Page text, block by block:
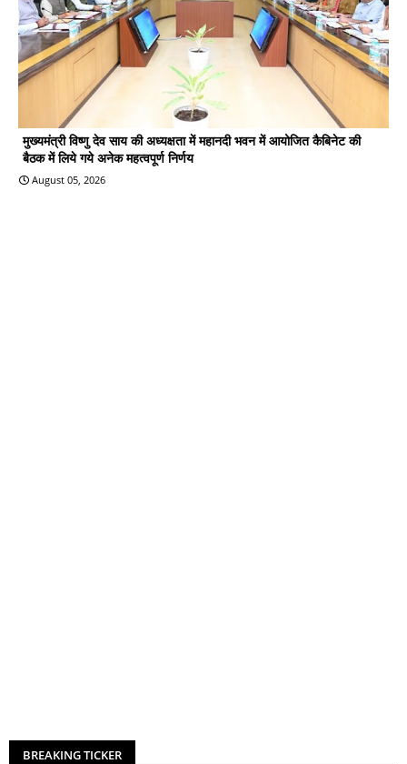
मुख्यमंत्री विष्णु देव साय की अध्यक्षता में महानदी भवन में आयोजित कैबिनेट की
बैठक में लिये गये अनेक महत्वपूर्ण निर्णय
August 05, 2026
BREAKING TICKER